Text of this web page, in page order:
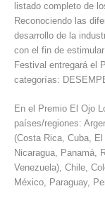
listado completo de
Reconociendo las
desarrollo de la
con el fin de
Festival entregará el
categorías:
En el Premio El Ojo
países/regiones:
(Costa Rica, Cuba,
Nicaragua, Panamá,
Venezuela), Chile,
México, Paraguay,